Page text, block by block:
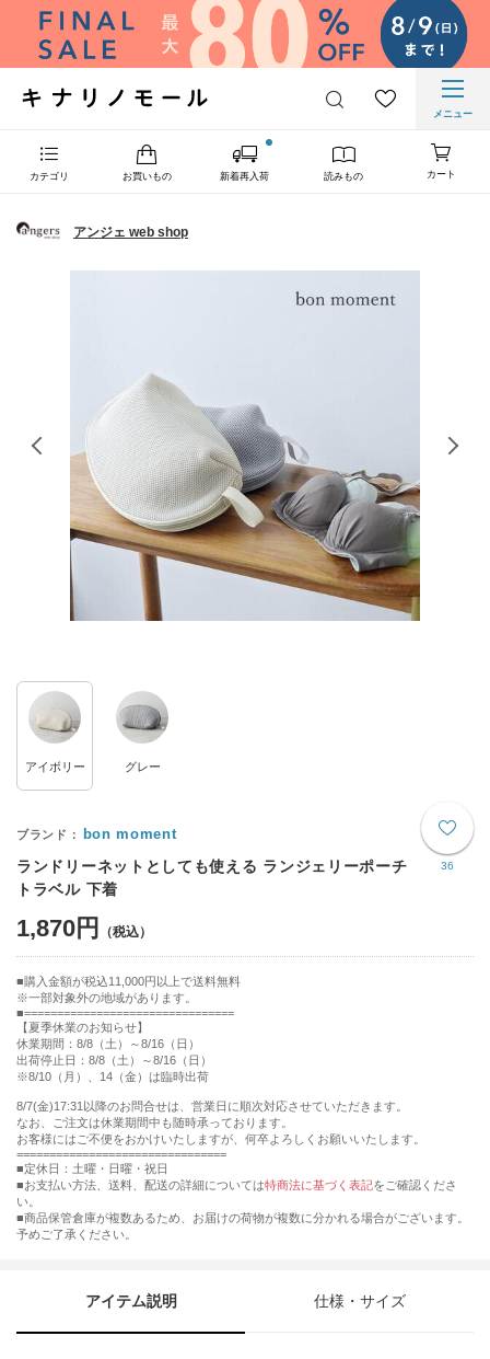
メニュー
カテゴリ お買いもの 新着再入荷 読みもの カート
アンジェ web shop
アイボリー グレー
36
bon moment
ランドリーネットとしても使える ランジェリーポーチ
トラベル 下着
1,870円
購入金額が税込11,000円以上で送料無料
※一部対象外の地域があります。
================================
【夏季休業のお知らせ】
休業期間：8/8（土）～8/16（日）
出荷停止日：8/8（土）～8/16（日）
※8/10（月）、14（金）は臨時出荷
8/7(金)17:31以降のお問合せは、営業日に順次対応させていただきます。
なお、ご注文は休業期間中も随時承っております。
お客様にはご不便をおかけいたしますが、何卒よろしくお願いいたします。
================================
■定休日：土曜・日曜・祝日
■お支払い方法、送料、配送の詳細については特商法に基づく表記をご確認くださ
い。
■商品保管倉庫が複数あるため、お届けの荷物が複数に分かれる場合がございます。
予めご了承ください。
アイテム説明 仕様・サイズ